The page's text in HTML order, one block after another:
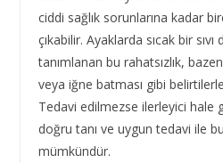
ciddi sağlık sorunlarına kadar
çıkabilir. Ayaklarda sıcak bir
tanımlanan bu rahatsızlık,
veya iğne batması gibi
Tedavi edilmezse ilerleyici hale
doğru tanı ve uygun tedavi ile
mümkündür.